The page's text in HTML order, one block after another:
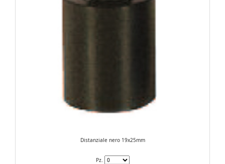
Distanziale nero 19x25mm
Pz.